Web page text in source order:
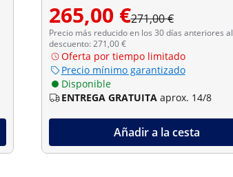
265,00 €271,00 €
Precio más reducido en los 30 días anteriores al
descuento: 271,00 €
Oferta por tiempo limitado
Precio mínimo garantizado
Disponible
ENTREGA GRATUITA aprox. 14/8
Añadir a la cesta